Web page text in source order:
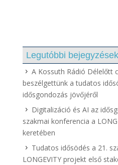
Legutóbbi bejegyzések
A Kossuth Rádió Délelőtt
beszélgettünk a tudatos
idősgondozás jövőjéről
Digitalizáció és AI az
szakmai konferencia a
keretében
Tudatos idősödés a 21.
LONGEVITY projekt első